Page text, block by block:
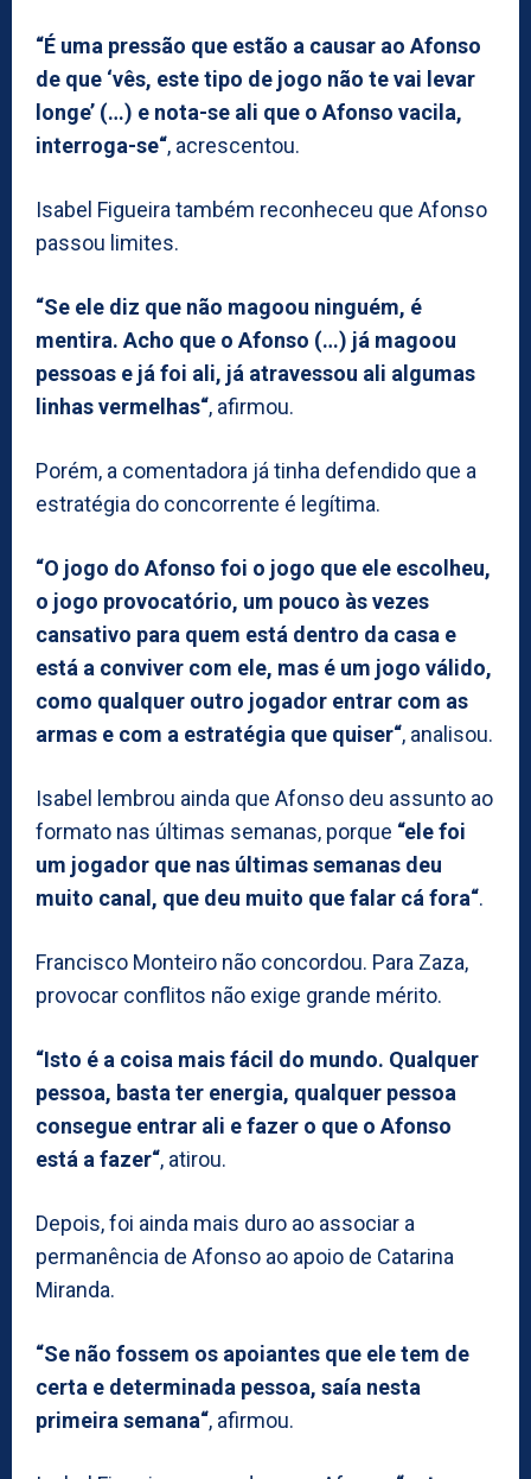
“É uma pressão que estão a causar ao Afonso
de que ‘vês, este tipo de jogo não te vai levar
longe’ (…) e nota-se ali que o Afonso vacila,
interroga-se“, acrescentou.
Isabel Figueira também reconheceu que Afonso
passou limites.
“Se ele diz que não magoou ninguém, é
mentira. Acho que o Afonso (…) já magoou
pessoas e já foi ali, já atravessou ali algumas
linhas vermelhas“, afirmou.
Porém, a comentadora já tinha defendido que a
estratégia do concorrente é legítima.
“O jogo do Afonso foi o jogo que ele escolheu,
o jogo provocatório, um pouco às vezes
cansativo para quem está dentro da casa e
está a conviver com ele, mas é um jogo válido,
como qualquer outro jogador entrar com as
armas e com a estratégia que quiser“, analisou.
Isabel lembrou ainda que Afonso deu assunto ao
formato nas últimas semanas, porque “ele foi
um jogador que nas últimas semanas deu
muito canal, que deu muito que falar cá fora“.
Francisco Monteiro não concordou. Para Zaza,
provocar conflitos não exige grande mérito.
“Isto é a coisa mais fácil do mundo. Qualquer
pessoa, basta ter energia, qualquer pessoa
consegue entrar ali e fazer o que o Afonso
está a fazer“, atirou.
Depois, foi ainda mais duro ao associar a
permanência de Afonso ao apoio de Catarina
Miranda.
“Se não fossem os apoiantes que ele tem de
certa e determinada pessoa, saía nesta
primeira semana“, afirmou.